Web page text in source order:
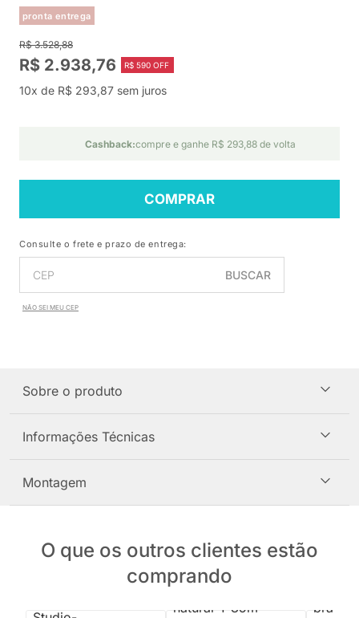
pronta entrega
R$ 3.528,88
R$ 2.938,76 R$ 590 OFF
10x de R$ 293,87 sem juros
Cashback:compre e ganhe R$ 293,88 de volta
COMPRAR
Consulte o frete e prazo de entrega:
BUSCAR
NÃO SEI MEU CEP
Sobre o produto
Informações Técnicas
Montagem
O que os outros clientes estão
comprando